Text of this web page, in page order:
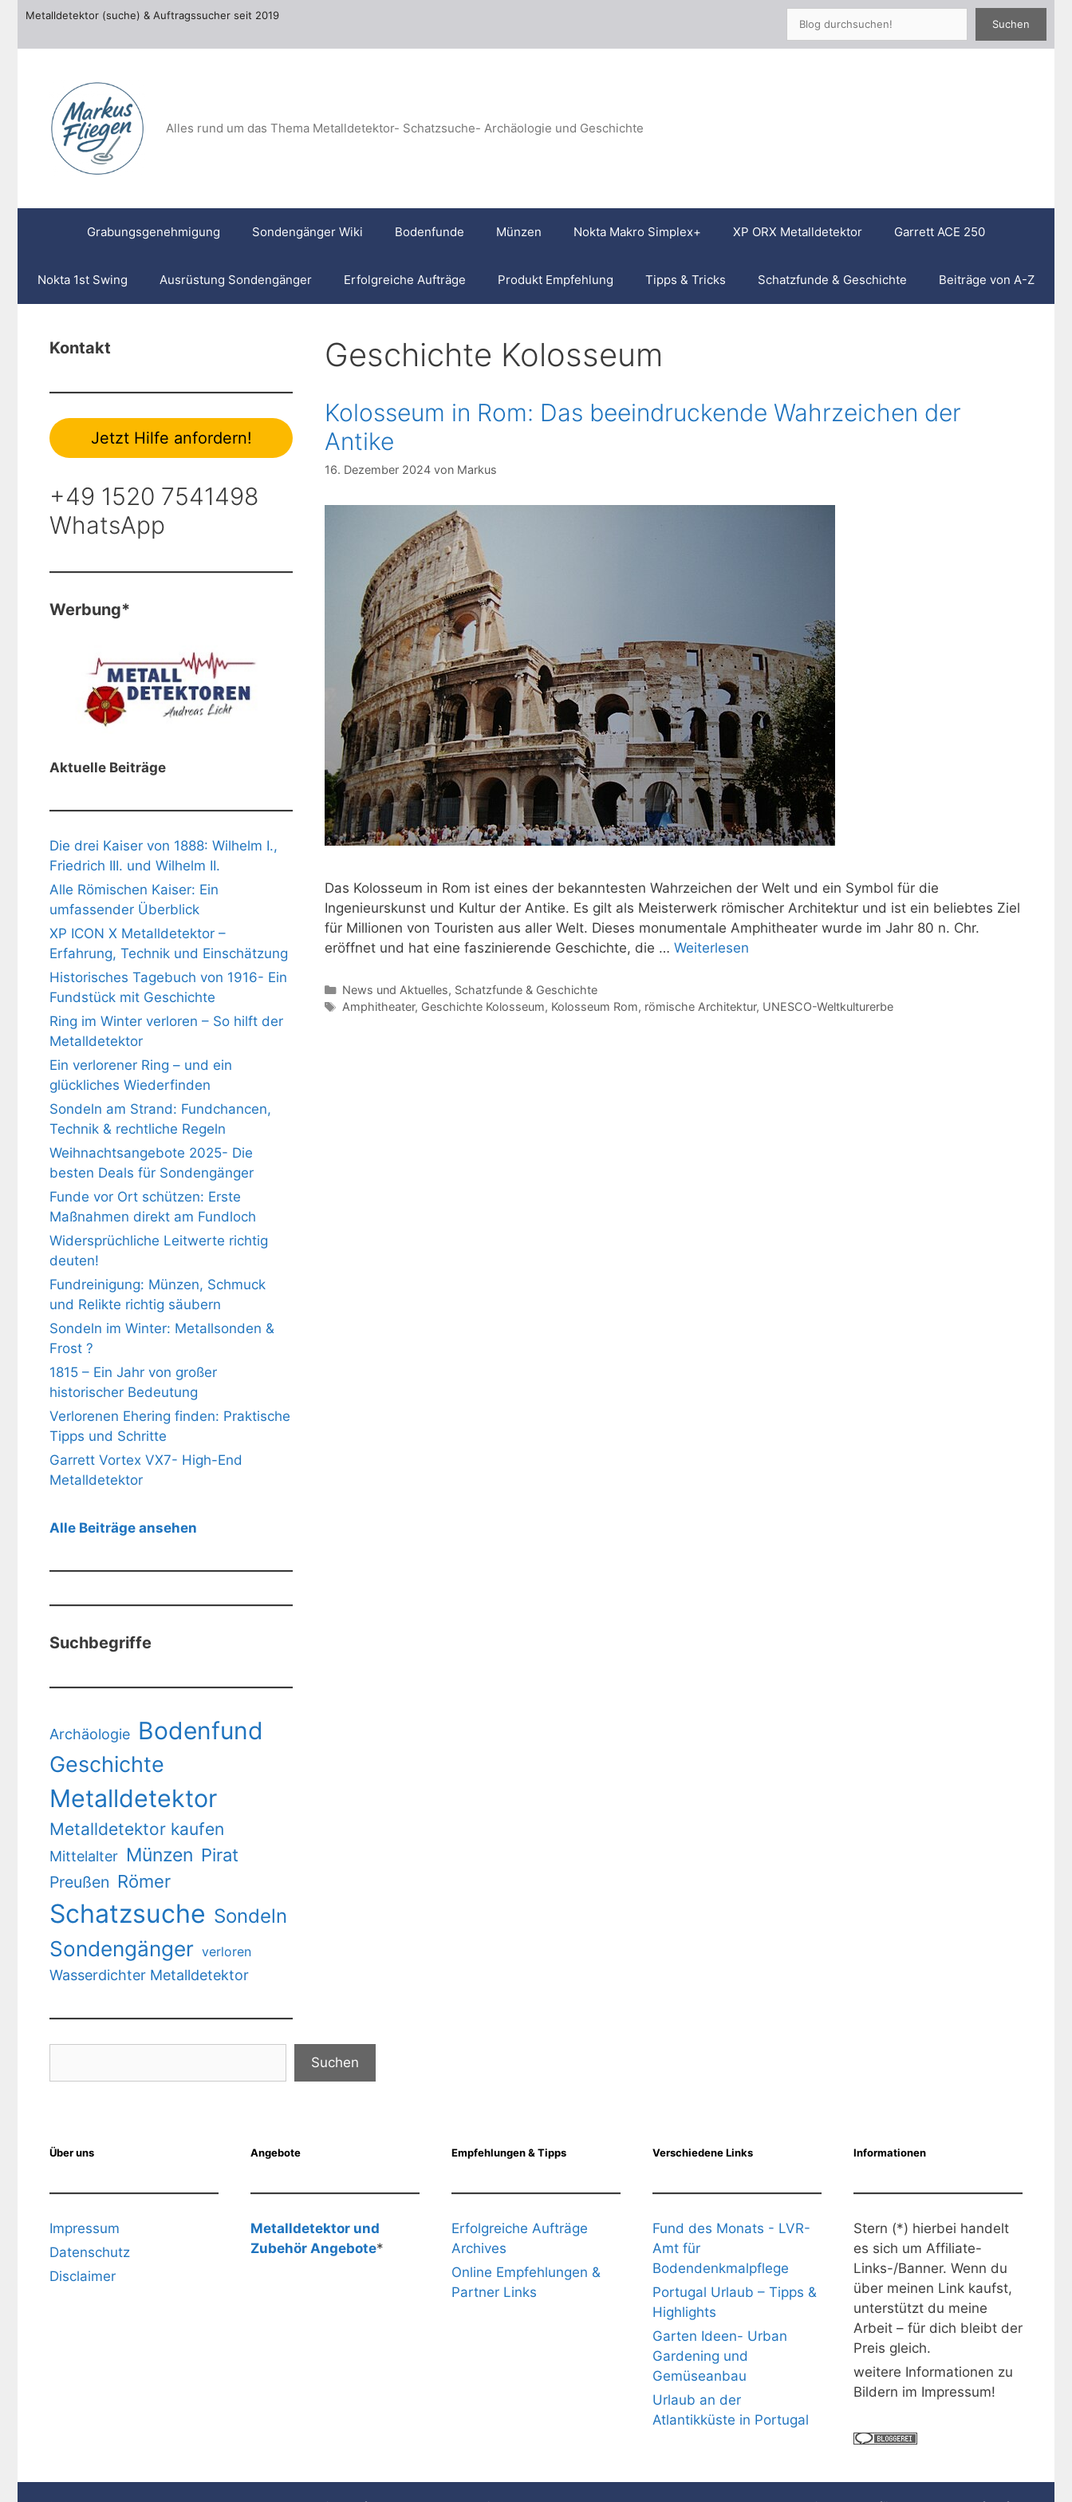
Zum
springen
Metalldetektor (suche) & Auftragssucher seit 2019
Suchen
Alles rund um das Thema Metalldetektor- Schatzsuche- Archäologie und Geschichte
Grabungsgenehmigung Sondengänger Wiki Bodenfunde Münzen Nokta Makro Simplex+ XP ORX Metalldetektor Garrett ACE 250
Nokta 1st Swing Ausrüstung Sondengänger Erfolgreiche Aufträge Produkt Empfehlung Tipps & Tricks Schatzfunde & Geschichte Beiträge von A-Z
Geschichte Kolosseum
Kolosseum in Rom: Das beeindruckende Wahrzeichen der
Antike
16. Dezember 2024 von Markus
Das Kolosseum in Rom ist eines der bekanntesten Wahrzeichen der Welt und ein Symbol für die
Ingenieurskunst und Kultur der Antike. Es gilt als Meisterwerk römischer Architektur und ist ein beliebtes Ziel
für Millionen von Touristen aus aller Welt. Dieses monumentale Amphitheater wurde im Jahr 80 n. Chr.
eröffnet und hat eine faszinierende Geschichte, die … Weiterlesen
Kategorien
News und Aktuelles, Schatzfunde & Geschichte
Schlagwörter
Amphitheater, Geschichte Kolosseum, Kolosseum Rom, römische Architektur, UNESCO-Weltkulturerbe
Kontakt
Jetzt Hilfe anfordern!
+49 1520 7541498
WhatsApp
Werbung*
Aktuelle Beiträge
Die drei Kaiser von 1888: Wilhelm I.,
Friedrich III. und Wilhelm II.
Alle Römischen Kaiser: Ein
umfassender Überblick
XP ICON X Metalldetektor –
Erfahrung, Technik und Einschätzung
Historisches Tagebuch von 1916- Ein
Fundstück mit Geschichte
Ring im Winter verloren – So hilft der
Metalldetektor
Ein verlorener Ring – und ein
glückliches Wiederfinden
Sondeln am Strand: Fundchancen,
Technik & rechtliche Regeln
Weihnachtsangebote 2025- Die
besten Deals für Sondengänger
Funde vor Ort schützen: Erste
Maßnahmen direkt am Fundloch
Widersprüchliche Leitwerte richtig
deuten!
Fundreinigung: Münzen, Schmuck
und Relikte richtig säubern
Sondeln im Winter: Metallsonden &
Frost ?
1815 – Ein Jahr von großer
historischer Bedeutung
Verlorenen Ehering finden: Praktische
Tipps und Schritte
Garrett Vortex VX7- High-End
Metalldetektor
Alle Beiträge ansehen
Suchbegriffe
Archäologie Bodenfund
Geschichte
Metalldetektor
Metalldetektor kaufen
Mittelalter Münzen Pirat
Preußen Römer
Schatzsuche Sondeln
Sondengänger verloren
Wasserdichter Metalldetektor
Suchen
Über uns
Impressum
Datenschutz
Disclaimer
Angebote
Metalldetektor und
Zubehör Angebote*
Empfehlungen & Tipps
Erfolgreiche Aufträge
Archives
Online Empfehlungen &
Partner Links
Verschiedene Links
Fund des Monats - LVR-
Amt für
Bodendenkmalpflege
Portugal Urlaub – Tipps &
Highlights
Garten Ideen- Urban
Gardening und
Gemüseanbau
Urlaub an der
Atlantikküste in Portugal
Informationen
Stern (*) hierbei handelt
es sich um Affiliate-
Links-/Banner. Wenn du
über meinen Link kaufst,
unterstützt du meine
Arbeit – für dich bleibt der
Preis gleich.
weitere Informationen zu
Bildern im Impressum!